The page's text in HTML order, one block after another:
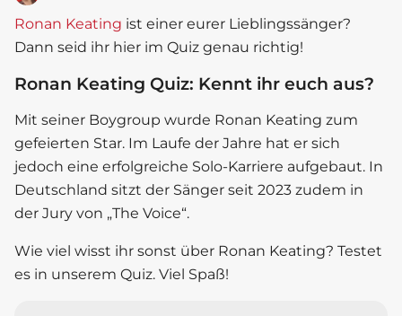
Ronan Keating ist einer eurer Lieblingssänger?
Dann seid ihr hier im Quiz genau richtig!
Ronan Keating Quiz: Kennt ihr euch aus?
Mit seiner Boygroup wurde Ronan Keating zum
gefeierten Star. Im Laufe der Jahre hat er sich
jedoch eine erfolgreiche Solo-Karriere aufgebaut. In
Deutschland sitzt der Sänger seit 2023 zudem in
der Jury von „The Voice“.
Wie viel wisst ihr sonst über Ronan Keating? Testet
es in unserem Quiz. Viel Spaß!